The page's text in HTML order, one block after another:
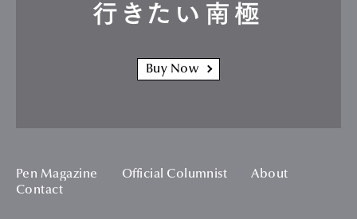
行きたい南極
Buy Now
Pen Magazine Official Columnist
About
Contact